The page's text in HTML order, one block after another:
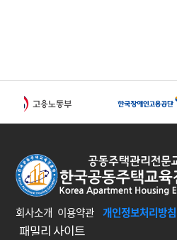
회사소개 이용약관 개인정보처리방침